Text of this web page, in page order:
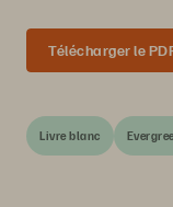
Télécharger le
Livre blanc